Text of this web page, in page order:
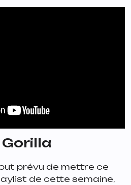
Gorilla
prévu de mettre ce
de cette semaine,